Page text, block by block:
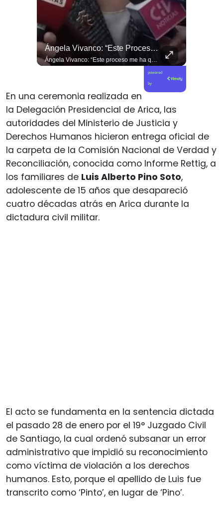
Ángela Vivanco: “Este Proceso Me Ha Quebrantado”
Ángela Vivanco: “Este proceso me ha quebrantado”
powered
by
En una ceremonia realizada en
la Delegación Presidencial de Arica, las
autoridades del Ministerio de Justicia y
Derechos Humanos hicieron entrega oficial de
la carpeta de la Comisión Nacional de Verdad y
Reconciliación, conocida como Informe Rettig, a
los familiares de Luis Alberto Pino Soto,
adolescente de 15 años que desapareció
cuatro décadas atrás en Arica durante la
dictadura civil militar.
El acto se fundamenta en la sentencia dictada
el pasado 28 de enero por el 19° Juzgado Civil
de Santiago, la cual ordenó subsanar un error
administrativo que impidió su reconocimiento
como víctima de violación a los derechos
humanos. Esto, porque el apellido de Luis fue
transcrito como ‘Pinto’, en lugar de ‘Pino’.